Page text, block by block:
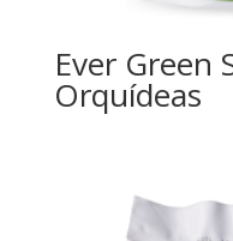
Ever Green
Orquídeas